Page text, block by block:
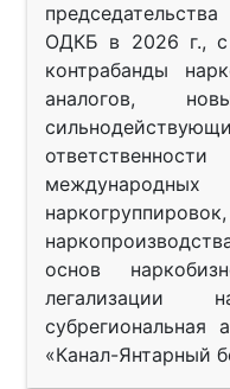
ОДКБ в 2026 г., с
контрабанды
аналогов,
основ
легализации
субрегиональная
«Канал-Янтарный